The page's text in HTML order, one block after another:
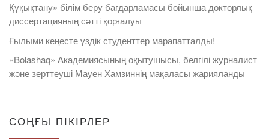
Құқықтану» білім беру бағдарламасы бойынша докторлық
диссертацияның сәтті қорғалуы
Ғылыми кеңесте үздік студенттер марапатталды!
«Bolashaq» Академиясының оқытушысы, белгілі журналист
және зерттеуші Мауен Хамзиннің мақаласы жарияланды
СОҢҒЫ ПІКІРЛЕР